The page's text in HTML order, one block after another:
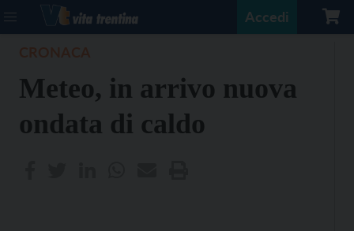
Accedi
Meteo, in arrivo nuova
ondata di caldo